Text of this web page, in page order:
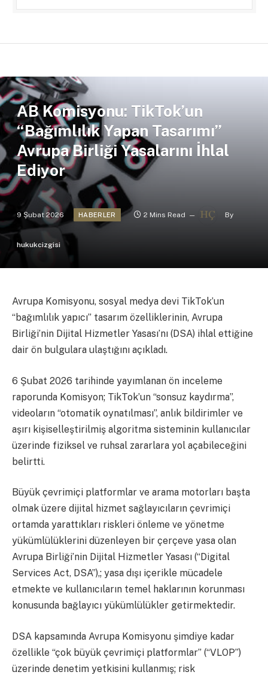
AB Komisyonu: TikTok’un
“Bağımlılık Yapan Tasarımı”
Avrupa Birliği Yasalarını İhlal
Ediyor
9 Şubat 2026 HABERLER 2 Mins Read By
hukukcizgisi
Avrupa Komisyonu, sosyal medya devi TikTok’un
“bağımlılık yapıcı” tasarım özelliklerinin, Avrupa
Birliği’nin Dijital Hizmetler Yasası’nı (DSA) ihlal ettiğine
dair ön bulgulara ulaştığını açıkladı.
6 Şubat 2026 tarihinde yayımlanan ön inceleme
raporunda Komisyon; TikTok’un “sonsuz kaydırma”,
videoların “otomatik oynatılması”, anlık bildirimler ve
aşırı kişiselleştirilmiş algoritma sisteminin kullanıcılar
üzerinde fiziksel ve ruhsal zararlara yol açabileceğini
belirtti.
Büyük çevrimiçi platformlar ve arama motorları başta
olmak üzere dijital hizmet sağlayıcıların çevrimiçi
ortamda yarattıkları riskleri önleme ve yönetme
yükümlülüklerini düzenleyen bir çerçeve yasa olan
Avrupa Birliği’nin Dijital Hizmetler Yasası (“Digital
Services Act, DSA”),; yasa dışı içerikle mücadele
etmekte ve kullanıcıların temel haklarının korunması
konusunda bağlayıcı yükümlülükler getirmektedir.
DSA kapsamında Avrupa Komisyonu şimdiye kadar
özellikle “çok büyük çevrimiçi platformlar” (“VLOP”)
üzerinde denetim yetkisini kullanmış; risk